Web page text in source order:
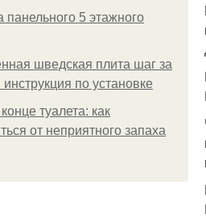
панельного 5 этажного
шведская плита шаг за
по установке
туалета: как
от неприятного запаха